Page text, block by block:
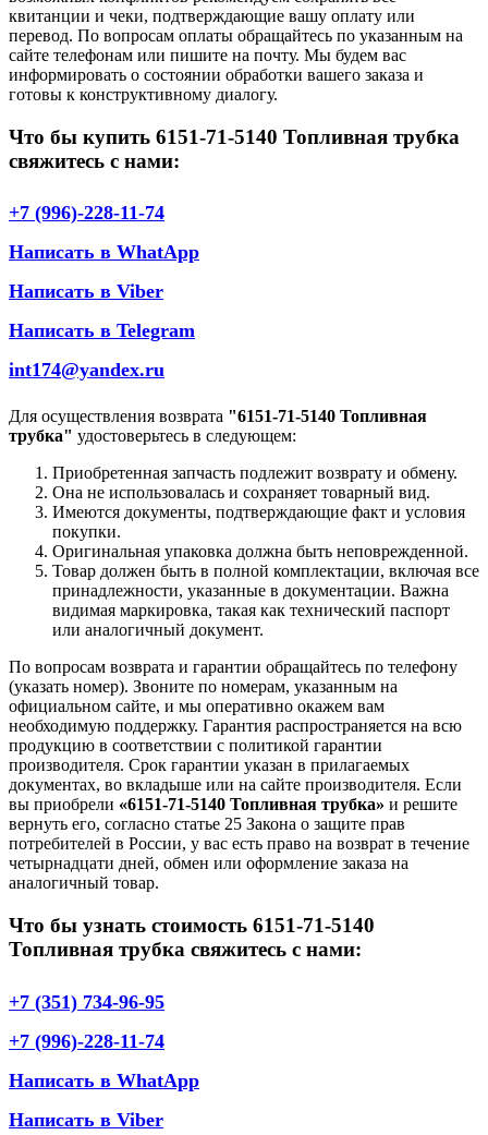
квитанции и чеки, подтверждающие вашу оплату или
перевод. По вопросам оплаты обращайтесь по указанным на
сайте телефонам или пишите на почту. Мы будем вас
информировать о состоянии обработки вашего заказа и
готовы к конструктивному диалогу.
Что бы купить 6151-71-5140 Топливная трубка
свяжитесь с нами:
+7 (996)-228-11-74
Написать в WhatApp
Написать в Viber
Написать в Telegram
int174@yandex.ru
Для осуществления возврата "6151-71-5140 Топливная
трубка" удостоверьтесь в следующем:
Приобретенная запчасть подлежит возврату и обмену.
Она не использовалась и сохраняет товарный вид.
Имеются документы, подтверждающие факт и условия
покупки.
Оригинальная упаковка должна быть неповрежденной.
Товар должен быть в полной комплектации, включая все
принадлежности, указанные в документации. Важна
видимая маркировка, такая как технический паспорт
или аналогичный документ.
По вопросам возврата и гарантии обращайтесь по телефону
(указать номер). Звоните по номерам, указанным на
официальном сайте, и мы оперативно окажем вам
необходимую поддержку. Гарантия распространяется на всю
продукцию в соответствии с политикой гарантии
производителя. Срок гарантии указан в прилагаемых
документах, во вкладыше или на сайте производителя. Если
вы приобрели «6151-71-5140 Топливная трубка» и решите
вернуть его, согласно статье 25 Закона о защите прав
потребителей в России, у вас есть право на возврат в течение
четырнадцати дней, обмен или оформление заказа на
аналогичный товар.
Что бы узнать стоимость 6151-71-5140
Топливная трубка свяжитесь с нами:
+7 (351) 734-96-95
+7 (996)-228-11-74
Написать в WhatApp
Написать в Viber